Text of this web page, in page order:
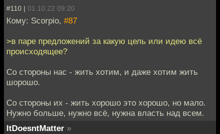
#110 | 01.10.22 09:20
Кому: Scorpio, #87
>в паре предложений за какую цель или идею всё
происходящее?
Со стороны нас - жить хотим, и даже хотим жить
шорошо.
Со стороны их - жить хорошо это хорошо, но мало.
Нужно больше, нужно всё, нужна власть над всем.
ItDoesntMatter »